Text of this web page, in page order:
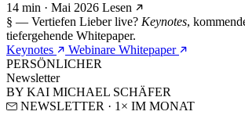
14 min · Mai 2026 Lesen
§ — Vertiefen Lieber live? Keynotes,
tiefergehende Whitepaper.
Keynotes
Webinare Whitepaper
PERSÖNLICHER
Newsletter
BY KAI MICHAEL SCHÄFER
NEWSLETTER · 1× IM MONAT